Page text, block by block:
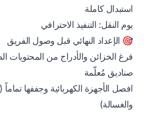
استبدال كاملة
يوم النقل: التنفيذ الاحترافي
🎯 الإعداد النهائي قبل وصول الفريق
فرغ الخزائن والأدراج من المحتويات
صناديق مُعلّمة
افصل الأجهزة الكهربائية وجففها تماماً
والغسالة)